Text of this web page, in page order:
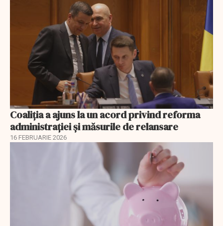
Coaliția a ajuns la un acord privind reforma
administrației și măsurile de relansare
16 FEBRUARIE 2026